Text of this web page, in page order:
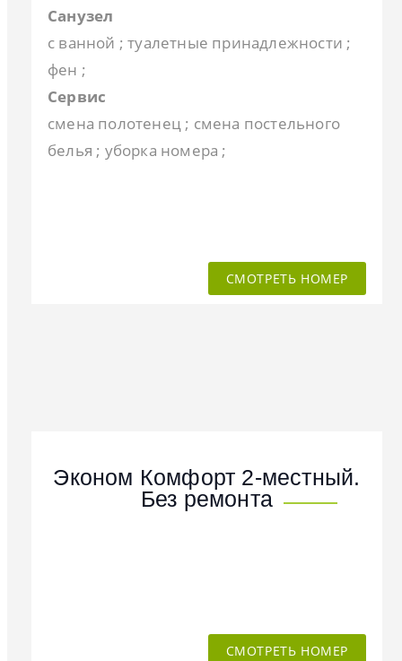
Санузел
с ванной ; туалетные принадлежности ;
фен ;
Сервис
смена полотенец ; смена постельного
белья ; уборка номера ;
СМОТРЕТЬ НОМЕР
Эконом Комфорт 2-местный.
Без ремонта
СМОТРЕТЬ НОМЕР